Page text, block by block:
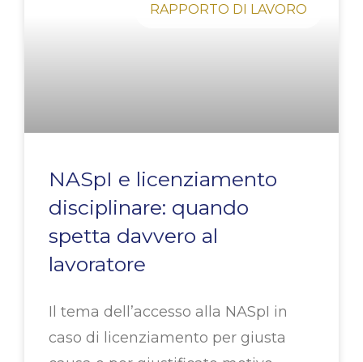
RAPPORTO DI LAVORO
NASpI e licenziamento
disciplinare: quando
spetta davvero al
lavoratore
Il tema dell’accesso alla NASpI in
caso di licenziamento per giusta